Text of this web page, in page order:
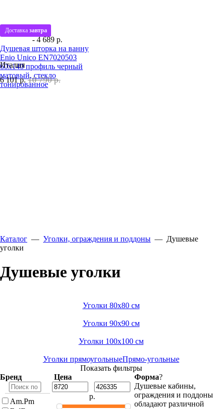
- 4 689 р.
Доставка завтра
Душевая шторка на ванну
Enio Unico EN7020503
60x140 профиль черный
матовый, стекло
тонированное
Италия
6 101 р. 10 790 р.
Каталог — Уголки, ограждения и поддоны — Душевые
уголки
Душевые уголки
Уголки 80x80 см
Уголки 90x90 см
Уголки 100x100 см
Уголки прямоугольныеПрямо-угольные
Показать фильтры
Бренд
Am.Pm
Цена
р.
Форма?
Душевые кабины,
ограждения и поддоны
обладают различной